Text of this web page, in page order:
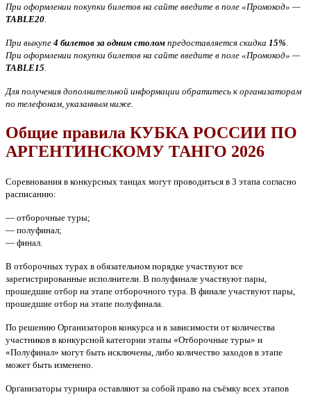
При оформлении покупки билетов на сайте введите в поле «Промокод» —
TABLE20
При выкупе 4 билетов за одним столом предоставляется скидка 15%
При оформлении покупки билетов на сайте введите в поле «Промокод» —
TABLE15
Для получения дополнительной информации обратитесь к организаторам
по телефонам, указанным ниже.
Общие правила КУБКА РОССИИ ПО
АРГЕНТИНСКОМУ ТАНГО 2026
Соревнования в конкурсных танцах могут проводиться в 3 этапа согласно
расписанию:
— отборочные туры;
— полуфинал;
— финал.
В отборочных турах в обязательном порядке участвуют все
зарегистрированные исполнители. В полуфинале участвуют пары,
прошедшие отбор на этапе отборочного тура. В финале участвуют пары,
прошедшие отбор на этапе полуфинала.
По решению Организаторов конкурса и в зависимости от количества
участников в конкурсной категории этапы «Отборочные туры» и
«Полуфинал» могут быть исключены, либо количество заходов в этапе
может быть изменено.
Организаторы турнира оставляют за собой право на съёмку всех этапов